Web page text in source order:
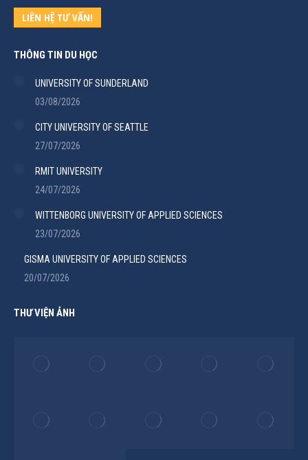
LIÊN HỆ TƯ VẤN!
THÔNG TIN DU HỌC
UNIVERSITY OF SUNDERLAND
03/08/2026
CITY UNIVERSITY OF SEATTLE
27/07/2026
RMIT UNIVERSITY
24/07/2026
WITTENBORG UNIVERSITY OF APPLIED SCIENCES
23/07/2026
GISMA UNIVERSITY OF APPLIED SCIENCES
20/07/2026
THƯ VIỆN ẢNH